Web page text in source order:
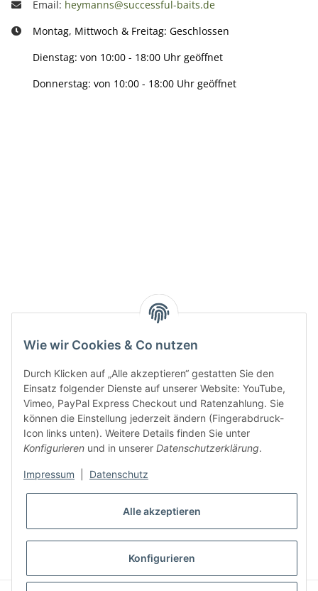
Wie wir Cookies & Co nutzen
Durch Klicken auf „Alle akzeptieren“ gestatten Sie den
Einsatz folgender Dienste auf unserer Website: YouTube,
Vimeo, PayPal Express Checkout und Ratenzahlung. Sie
können die Einstellung jederzeit ändern (Fingerabdruck-
Icon links unten). Weitere Details finden Sie unter
Konfigurieren und in unserer Datenschutzerklärung.
Impressum Datenschutz
Alle akzeptieren
Konfigurieren
Email: heymanns@successful-baits.de
Montag, Mittwoch & Freitag: Geschlossen
Dienstag: von 10:00 - 18:00 Uhr geöffnet
Donnerstag: von 10:00 - 18:00 Uhr geöffnet
Gesetzliche Informationen
* Alle Preise inkl. gesetzlicher USt., zzgl.
VERTRAG WIDERRUFEN